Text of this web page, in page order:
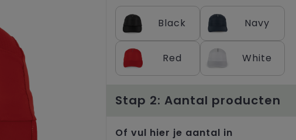
Black Navy
Red White
Stap 2: Aantal producten
Of vul hier je aantal in